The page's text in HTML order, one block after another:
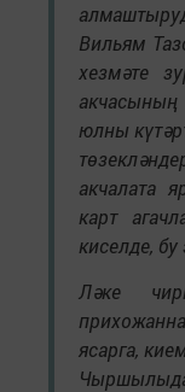
Вильям
хезмәте
юлны
акчалата
карт
киселде,
Ләке
ясарга,